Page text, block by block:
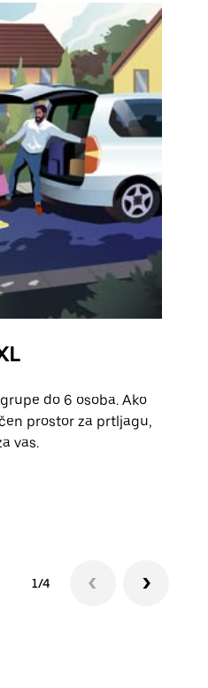
do 6 osoba. Ako
prostor za prtljagu,
vas.
1/4